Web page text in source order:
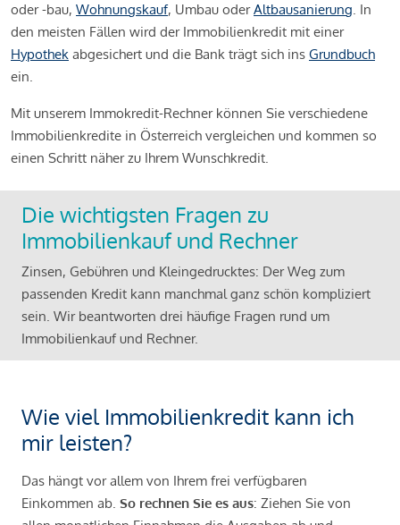
oder -bau, Wohnungskauf, Umbau oderAltbausanierung. In
den meisten Fällen wird der Immobilienkredit mit einer
Hypothek abgesichert und die Bank trägt sich ins Grundbuch
ein.
Mit unserem Immokredit-Rechner können Sie verschiedene
Immobilienkredite in Österreich vergleichen und kommen so
einen Schritt näher zu Ihrem Wunschkredit.
Die wichtigsten Fragen zu
Immobilienkauf und Rechner
Zinsen, Gebühren und Kleingedrucktes: Der Weg zum
passenden Kredit kann manchmal ganz schön kompliziert
sein. Wir beantworten drei häufige Fragen rund um
Immobilienkauf und Rechner.
Wie viel Immobilienkredit kann ich
mir leisten?
Das hängt vor allem von Ihrem frei verfügbaren
Einkommen ab. So rechnen Sie es aus: Ziehen Sie von